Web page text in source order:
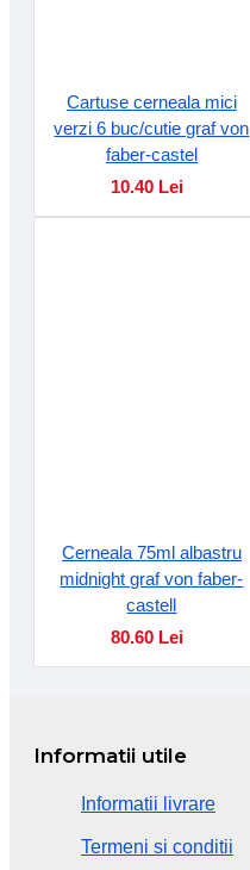
Cartuse cerneala mici
verzi 6 buc/cutie graf von
faber-castel
10.40 Lei
Cerneala 75ml albastru
midnight graf von faber-
castell
80.60 Lei
Informatii utile
Informatii livrare
Termeni si conditii